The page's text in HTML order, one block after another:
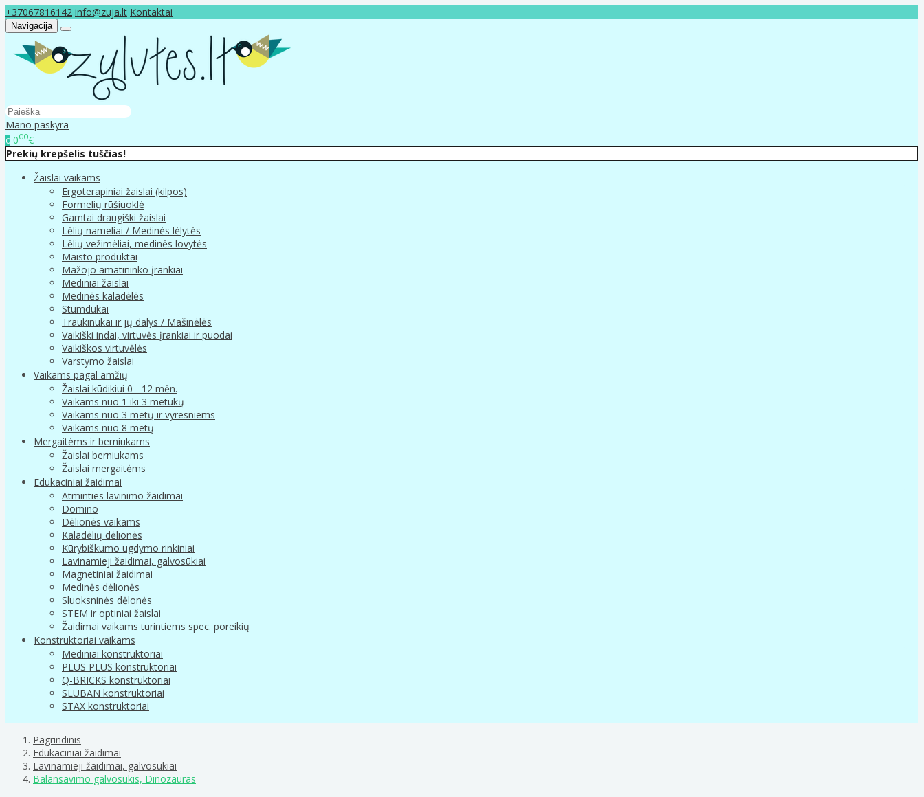
+37067816142 info@zuja.lt Kontaktai
Navigacija
Mano paskyra
0 000€
Prekių krepšelis tuščias!
Žaislai vaikams
Ergoterapiniai žaislai (kilpos)
Formelių rūšiuoklė
Gamtai draugiški žaislai
Lėlių nameliai / Medinės lėlytės
Lėlių vežimėliai, medinės lovytės
Maisto produktai
Mažojo amatininko įrankiai
Mediniai žaislai
Medinės kaladėlės
Stumdukai
Traukinukai ir jų dalys / Mašinėlės
Vaikiški indai, virtuvės įrankiai ir puodai
Vaikiškos virtuvėlės
Varstymo žaislai
Vaikams pagal amžių
Žaislai kūdikiui 0 - 12 mėn.
Vaikams nuo 1 iki 3 metukų
Vaikams nuo 3 metų ir vyresniems
Vaikams nuo 8 metų
Mergaitėms ir berniukams
Žaislai berniukams
Žaislai mergaitėms
Edukaciniai žaidimai
Atminties lavinimo žaidimai
Domino
Dėlionės vaikams
Kaladėlių dėlionės
Kūrybiškumo ugdymo rinkiniai
Lavinamieji žaidimai, galvosūkiai
Magnetiniai žaidimai
Medinės dėlionės
Sluoksninės dėlonės
STEM ir optiniai žaislai
Žaidimai vaikams turintiems spec. poreikių
Konstruktoriai vaikams
Mediniai konstruktoriai
PLUS PLUS konstruktoriai
Q-BRICKS konstruktoriai
SLUBAN konstruktoriai
STAX konstruktoriai
Pagrindinis
Edukaciniai žaidimai
Lavinamieji žaidimai, galvosūkiai
Balansavimo galvosūkis, Dinozauras